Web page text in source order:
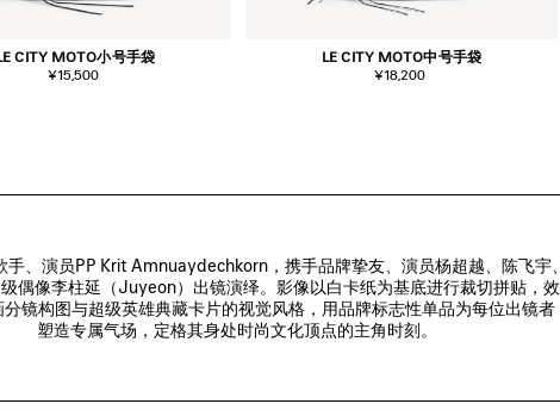
CITY MOTO小号手袋
¥15,500
LE CITY MOTO中号手袋
¥18,200
手、演员PP Krit Amnuaydechkorn，携手品牌挚友、演员杨超越、陈飞宇、
偶像李柱延（Juyeon）出镜演绎。影像以白卡纸为基底进行裁切拼贴，效
镜构图与超级英雄典藏卡片的视觉风格，用品牌标志性单品为每位出镜者
塑造专属气场，定格其身处时尚文化顶点的主角时刻。